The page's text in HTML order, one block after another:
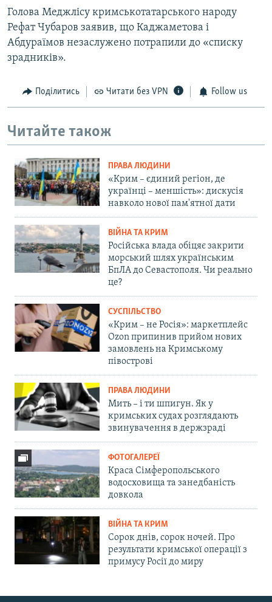
Голова Меджлісу кримськотатарського народу
Рефат Чубаров заявив, що Каджаметова і
Абдураїмов незаслужено потрапили до «списку
зрадників».
Поділитись Читати без VPN Follow us
Читайте також
ПРАВА ЛЮДИНИ
«Крим – єдиний регіон, де
українці – меншість»: дискусія
навколо нової пам'ятної дати
ВІЙНА ТА КРИМ
Російська влада обіцяє закрити
морський шлях українським
БпЛА до Севастополя. Чи реально
це?
СУСПІЛЬСТВО
«Крим – не Росія»: маркетплейс
Ozon припинив прийом нових
замовлень на Кримському
півострові
ПРАВА ЛЮДИНИ
Мить – і ти шпигун. Як у
кримських судах розглядають
звинувачення в держзраді
ФОТОГАЛЕРЕЇ
Краса Сімферопольського
водосховища та занедбаність
довкола
ВІЙНА ТА КРИМ
Сорок днів, сорок ночей. Про
результати кримської операції з
примусу Росії до миру